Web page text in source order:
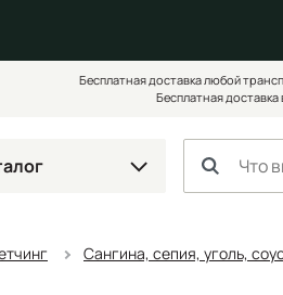
Бесплатная доставка любой
Бесплатная
Сангина, сепия, уголь,